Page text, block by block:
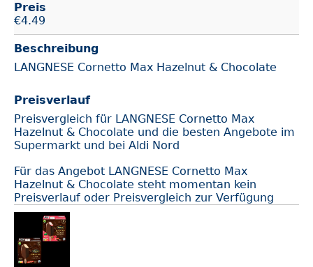
Preis
€4.49
Beschreibung
LANGNESE Cornetto Max Hazelnut & Chocolate
Preisverlauf
Preisvergleich für LANGNESE Cornetto Max
Hazelnut & Chocolate und die besten Angebote im
Supermarkt und bei Aldi Nord
Für das Angebot LANGNESE Cornetto Max
Hazelnut & Chocolate steht momentan kein
Preisverlauf oder Preisvergleich zur Verfügung